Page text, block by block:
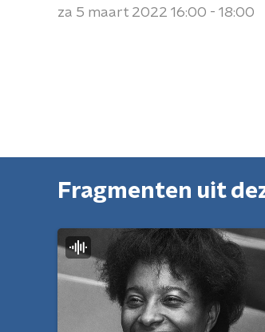
za 5 maart 2022 16:00 - 18:00
Fragmenten uit